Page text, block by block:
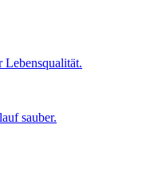
Lebensqualität.
sauber.